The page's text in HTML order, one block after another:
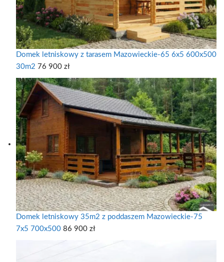
Domek letniskowy z tarasem Mazowieckie-65 6x5 600x500
30m2 76 900 zł
Domek letniskowy 35m2 z poddaszem Mazowieckie-75
7x5 700x500 86 900 zł